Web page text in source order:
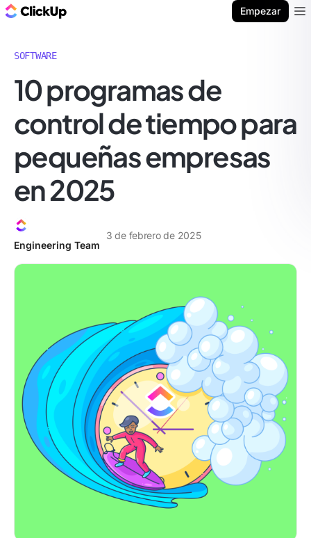
Empezar
SOFTWARE
10 programas de
control de tiempo para
pequeñas empresas
en 2025
Engineering Team
3 de febrero de 2025